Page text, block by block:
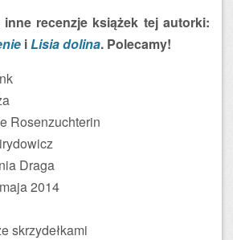
recenzje książek tej autorki:
iLisia dolina. Polecamy!
Rosenzuchterin
Draga
2014
skrzydełkami